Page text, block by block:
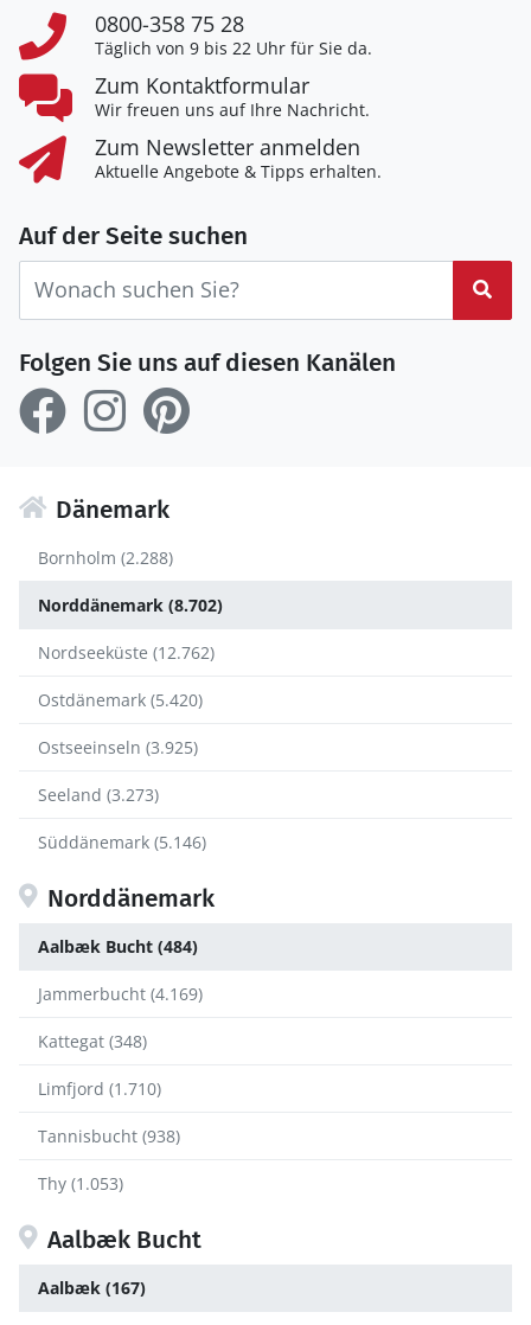
0800-358 75 28
Täglich von 9 bis 22 Uhr für Sie da.
Zum Kontaktformular
Wir freuen uns auf Ihre Nachricht.
Zum Newsletter anmelden
Aktuelle Angebote & Tipps erhalten.
Auf der Seite suchen
Folgen Sie uns auf diesen Kanälen
Dänemark
Bornholm (2.288)
Norddänemark (8.702)
Nordseeküste (12.762)
Ostdänemark (5.420)
Ostseeinseln (3.925)
Seeland (3.273)
Süddänemark (5.146)
Norddänemark
Aalbæk Bucht (484)
Jammerbucht (4.169)
Kattegat (348)
Limfjord (1.710)
Tannisbucht (938)
Thy (1.053)
Aalbæk Bucht
Aalbæk (167)